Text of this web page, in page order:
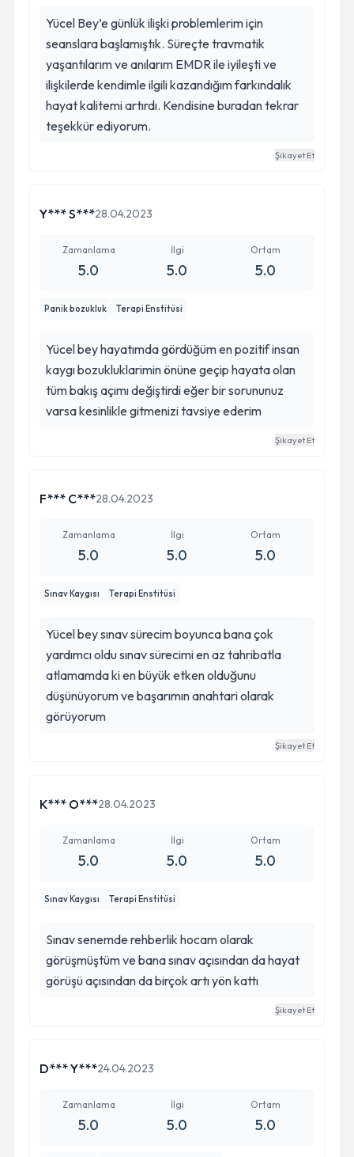
Yücel Bey’e günlük ilişki problemlerim için
seanslara başlamıştık. Süreçte travmatik
yaşantılarım ve anılarım EMDR ile iyileşti ve
ilişkilerde kendimle ilgili kazandığım farkındalık
hayat kalitemi artırdı. Kendisine buradan tekrar
teşekkür ediyorum.
Şikayet Et
Y*** S***28.04.2023
Zamanlama
5.0
İlgi
5.0
Ortam
5.0
Panik bozukluk Terapi Enstitüsi
Yücel bey hayatımda gördüğüm en pozitif insan
kaygı bozukluklarimin önüne geçip hayata olan
tüm bakış açımı değiştirdi eğer bir sorununuz
varsa kesinlikle gitmenizi tavsiye ederim
Şikayet Et
F*** C***28.04.2023
Zamanlama
5.0
İlgi
5.0
Ortam
5.0
Sınav Kaygısı Terapi Enstitüsi
Yücel bey sınav sürecim boyunca bana çok
yardımcı oldu sınav sürecimi en az tahribatla
atlamamda ki en büyük etken olduğunu
düşünüyorum ve başarımın anahtari olarak
görüyorum
Şikayet Et
K*** O***28.04.2023
Zamanlama
5.0
İlgi
5.0
Ortam
5.0
Sınav Kaygısı Terapi Enstitüsi
Sınav senemde rehberlik hocam olarak
görüşmüştüm ve bana sınav açısından da hayat
görüşü açısından da birçok artı yön kattı
Şikayet Et
D*** Y***24.04.2023
Zamanlama
5.0
İlgi
5.0
Ortam
5.0